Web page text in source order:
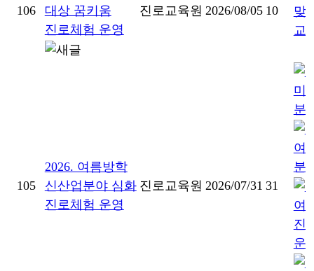
106
대상 꿈키움
진로체험 운영
진로교육원 2026/08/05 10
105
2026. 여름방학
신산업분야 심화
진로체험 운영
진로교육원 2026/07/31 31